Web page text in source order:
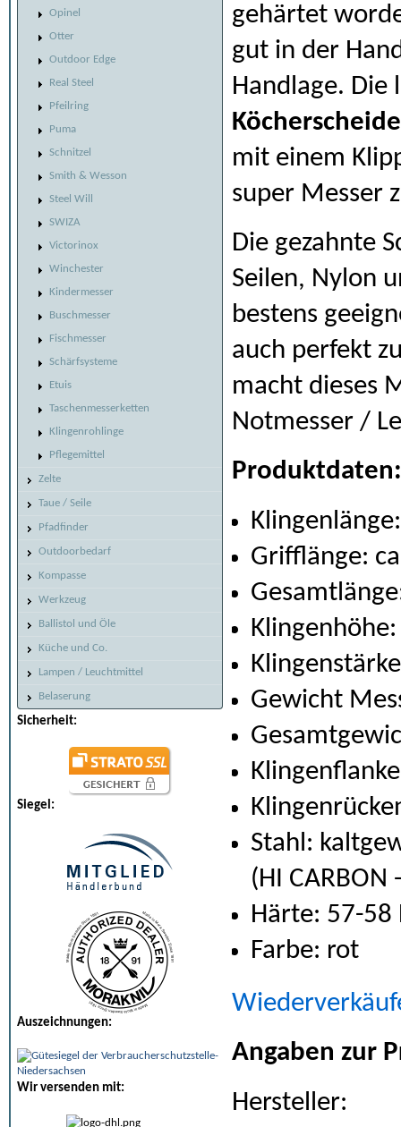
Opinel
Otter
Outdoor Edge
Real Steel
Pfeilring
Puma
Schnitzel
Smith & Wesson
Steel Will
SWIZA
Victorinox
Winchester
Kindermesser
Buschmesser
Fischmesser
Schärfsysteme
Etuis
Taschenmesserketten
Klingenrohlinge
Pflegemittel
Zelte
Taue / Seile
Pfadfinder
Outdoorbedarf
Kompasse
Werkzeug
Ballistol und Öle
Küche und Co.
Lampen / Leuchtmittel
Belaserung
Sicherheit:
Siegel:
Auszeichnungen:
Wir versenden mit:
gehärtet
gut in der
Handlage.
Köcherscheide
mit einem
super Messer
Die gezahnte
Seilen, Nylon
bestens
auch perfekt
macht dieses
Notmesser /
Produktdaten:
Grifflänge:
Gewicht
Stahl:
(HI CARBON
Härte: 57-58
Farbe: rot
Angaben zur
Hersteller: